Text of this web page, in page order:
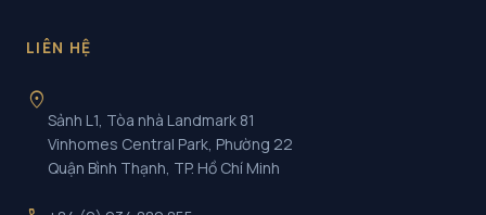
LIÊN HỆ
location_on
Sảnh L1, Tòa nhà Landmark 81
Vinhomes Central Park, Phường 22
Quận Bình Thạnh, TP. Hồ Chí Minh